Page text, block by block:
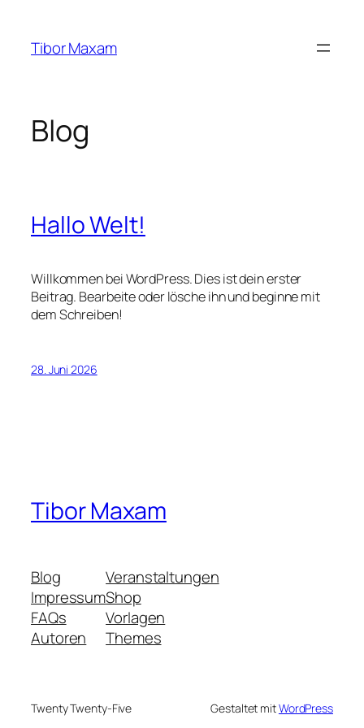
springen
Tibor Maxam
Blog
Hallo Welt!
Willkommen bei WordPress. Dies ist dein erster
Beitrag. Bearbeite oder lösche ihn und beginne mit
dem Schreiben!
28. Juni 2026
Tibor Maxam
Blog
Impressum
FAQs
Autoren
Veranstaltungen
Shop
Vorlagen
Themes
Twenty Twenty-Five Gestaltet mitWordPress